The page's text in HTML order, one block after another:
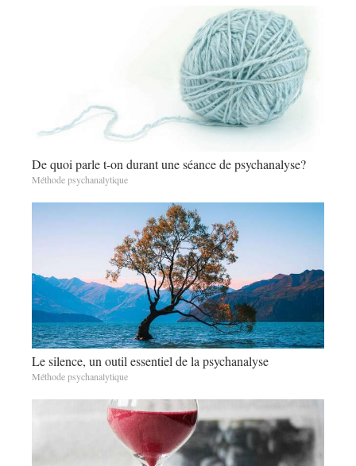
De quoi parle t-on durant une séance de psychanalyse?
Méthode psychanalytique
Le silence, un outil essentiel de la psychanalyse
Méthode psychanalytique